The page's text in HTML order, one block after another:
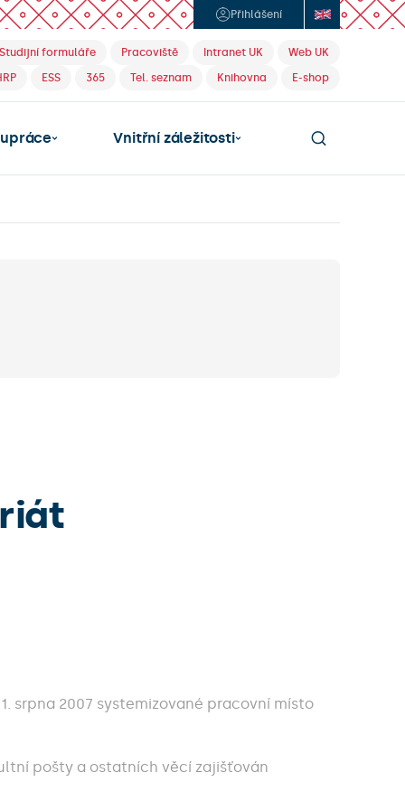
Přihlášení
Studijní formuláře Pracoviště Intranet UK
Web UK
ESS 365 Tel. seznam Knihovna E-shop
Vnitřní záležitosti
srpna 2007 systemizované pracovní místo
pošty a ostatních věcí zajišťován